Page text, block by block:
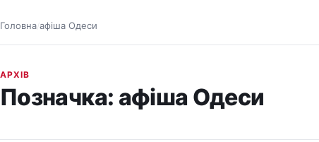
Головна/афіша Одеси
АРХІВ
Позначка: афіша Одеси